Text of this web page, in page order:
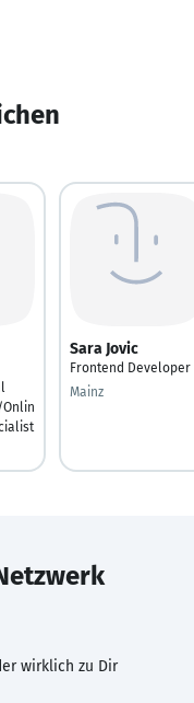
Sara Jovic
Frontend Developer
Mainz
wirklich zu Dir